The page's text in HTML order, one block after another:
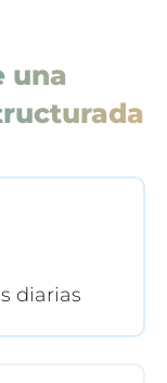
una
diarias